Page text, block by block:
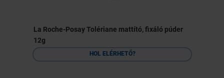
La Roche-Posay Tolériane mattító, fixáló púder
12g
HOL ELÉRHETŐ?